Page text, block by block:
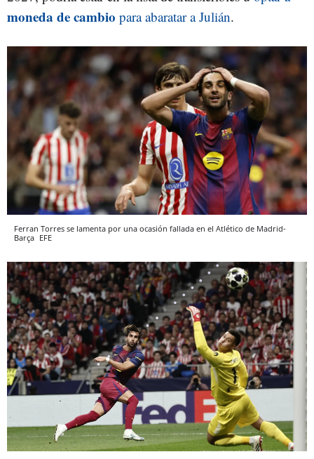
moneda de cambio para abaratar a Julián.
Ferran Torres se lamenta por una ocasión fallada en el Atlético de Madrid-
Barça EFE